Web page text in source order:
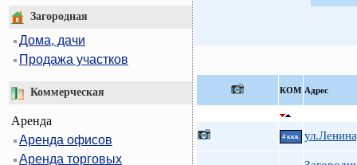
Загородная
Дома, дачи
Продажа участков
Коммерческая
Аренда
Аренда офисов
Аренда торговых
КOМ Адрес
4 ккв.